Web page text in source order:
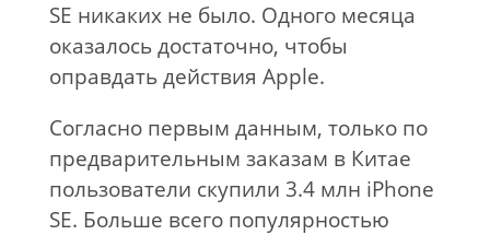
SE никаких не было. Одного месяца
оказалось достаточно, чтобы
оправдать действия Apple.
Согласно первым данным, только по
предварительным заказам в Китае
пользователи скупили 3.4 млн iPhone
SE. Больше всего популярностью